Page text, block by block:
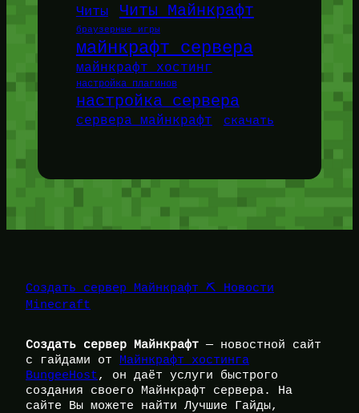
Читы Читы Майнкрафт
браузерные игры
майнкрафт сервера
майнкрафт хостинг
настройка плагинов
настройка сервера
сервера майнкрафт скачать
Создать сервер Майнкрафт ⛏️ Новости
Minecraft
Создать сервер Майнкрафт — новостной сайт
с гайдами от Майнкрафт хостинга
BungeeHost, он даёт услуги быстрого
создания своего Майнкрафт сервера. На
сайте Вы можете найти Лучшие Гайды,